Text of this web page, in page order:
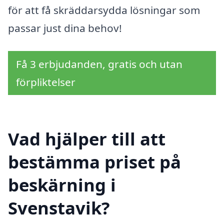
för att få skräddarsydda lösningar som
passar just dina behov!
Få 3 erbjudanden, gratis och utan
förpliktelser
Vad hjälper till att
bestämma priset på
beskärning i
Svenstavik?